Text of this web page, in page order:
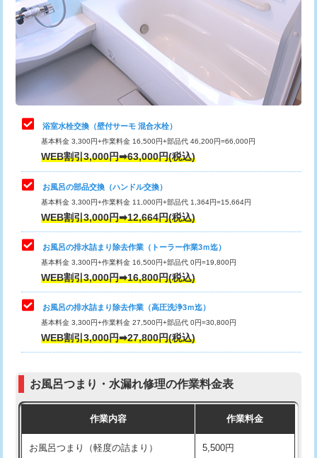
桝清掃 8,800円
止水・漏水調査・防水処理・清掃・修
理・調整・分解・加工など（軽作業）
止水・漏水調査・防水処理・清掃・修
理・調整・分解・加工など（中作業）
22,000円
止水・漏水調査・防水処理・清掃・修
理・調整・分解・加工など（重作業）
33,000円
トイレタンク脱着
トイレ便器脱着
タンクレストイレ脱着 33,000円
小便器トイレ脱着
その他部品の脱着 8,800円～
交換・取付（タンク）
交換・取付（普通便座） 11,000円+材料費
交換・取付（温水洗浄便座） 16,500円+材料費
交換・取付(単水栓（壁付・デッキ
13,200円+材料費
浴室水栓交換（壁付サーモ 混合水栓）
基本料金 3,300円+作業料金 16,500円+部品代 46,200円=66,000円
WEB割引3,000円➡63,000円(税込)
お風呂の部品交換（ハンドル交換）
基本料金 3,300円+作業料金 11,000円+部品代 1,364円=15,664円
WEB割引3,000円➡12,664円(税込)
お風呂の排水詰まり除去作業（トーラー作業3ｍ迄）
基本料金 3,300円+作業料金 16,500円+部品代 0円=19,800円
WEB割引3,000円➡16,800円(税込)
お風呂の排水詰まり除去作業（高圧洗浄3ｍ迄）
基本料金 3,300円+作業料金 27,500円+部品代 0円=30,800円
WEB割引3,000円➡27,800円(税込)
お風呂つまり・水漏れ修理の作業料金表
作業内容 作業料金
お風呂つまり（軽度の詰まり） 5,500円